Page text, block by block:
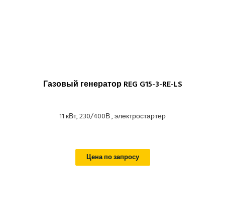
Газовый генератор REG G15-3-RE-LS
11 кВт, 230/400В , электростартер
Цена по запросу